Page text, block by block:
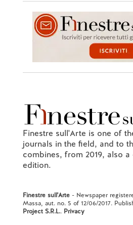
Finestre sull'Arte is one of
journals in the field, and to
combines, from 2019, also
edition.
Finestre sull'Arte- Newspaper
Massa, aut. no. 5 of 12/06/2017.
Project S.R.L.. Privacy